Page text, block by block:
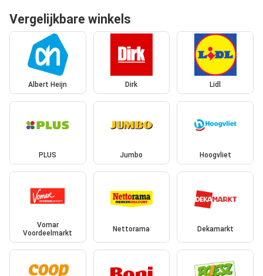
Vergelijkbare winkels
Albert Heijn Dirk Lidl
PLUS Jumbo Hoogvliet
Vomar
Voordeelmarkt
Nettorama Dekamarkt